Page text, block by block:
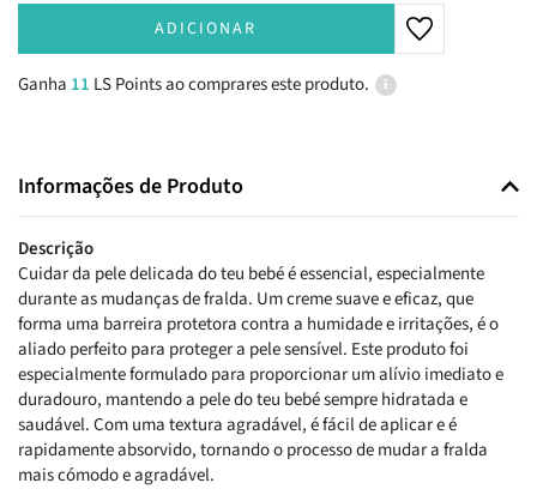
ADICIONAR
Ganha 11 LS Points ao comprares este produto.
Informações de Produto
Descrição
Cuidar da pele delicada do teu bebé é essencial, especialmente
durante as mudanças de fralda. Um creme suave e eficaz, que
forma uma barreira protetora contra a humidade e irritações, é o
aliado perfeito para proteger a pele sensível. Este produto foi
especialmente formulado para proporcionar um alívio imediato e
duradouro, mantendo a pele do teu bebé sempre hidratada e
saudável. Com uma textura agradável, é fácil de aplicar e é
rapidamente absorvido, tornando o processo de mudar a fralda
mais cómodo e agradável.